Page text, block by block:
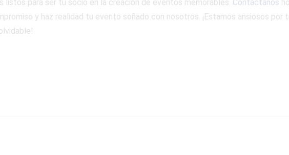
listos para ser tu socio en la creación de eventos memorables. Contáctanos
y haz realidad tu evento soñado con nosotros. ¡Estamos ansiosos por